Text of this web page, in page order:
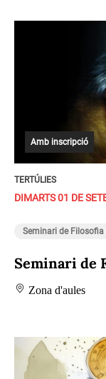
Amb inscripció
TERTÚLIES
DIMARTS 01 DE
Seminari de Filosofia
Seminari de
Zona d'aules